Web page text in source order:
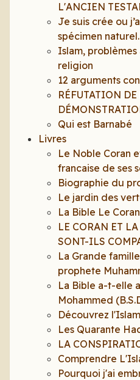
L'ANCIEN
Je suis crée ou
spécimen naturel.
Islam,
religion
12 arguments
RÉFUTATION
Qui est Barnabé
Livres
Le Noble Coran
francaise de ses
Biographie du
Le jardin des
La Bible Le
LE CORAN ET
SONT-ILS
La Grande
prophete
La Bible a-t-elle
Mohammed
Découvrez l'Islam
Les Quarante
LA
Comprendre
Pourquoi j'ai